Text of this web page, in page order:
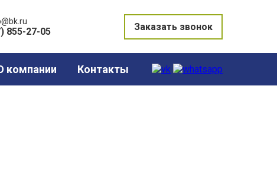
855-27-05 Заказать звонок
компании Контакты